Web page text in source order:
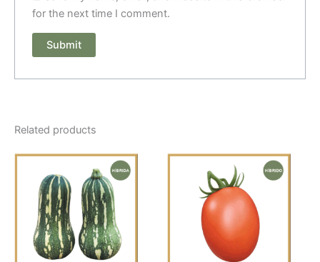
for the next time I comment.
Related products